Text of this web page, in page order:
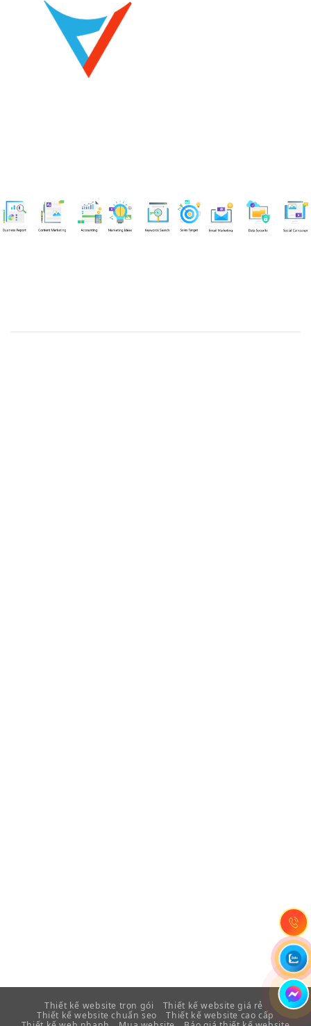
Thiết kế website trọn gói
Thiết kế website giá rẻ
Thiết kế website chuẩn seo
Thiết kế website cao cấp